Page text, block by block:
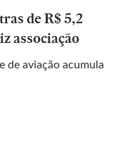
de R$ 5,2
associação
de aviação acumula